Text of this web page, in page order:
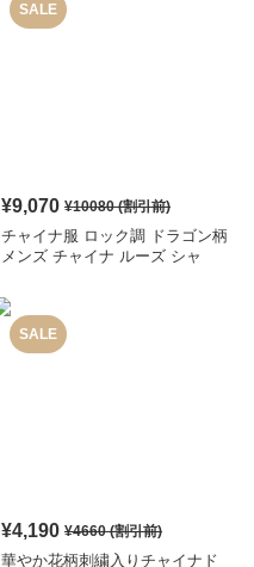
SALE
¥9,070 ¥10080(割引前)
チャイナ服 ロック調 ドラゴン柄
メンズ チャイナ ルーズ シャ
SALE
¥4,190 ¥4660(割引前)
華やか花柄刺繍入りチャイナド